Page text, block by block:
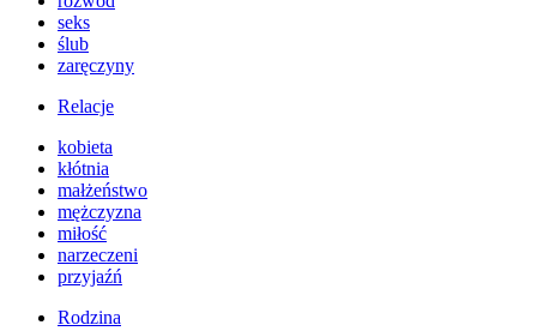
seks
ślub
zaręczyny
Relacje
kobieta
kłótnia
małżeństwo
mężczyzna
miłość
narzeczeni
przyjaźń
Rodzina